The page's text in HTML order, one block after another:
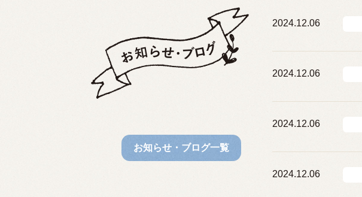
お知らせ・ブログ一覧
2024.12.06
2024.12.06
2024.12.06
2024.12.06